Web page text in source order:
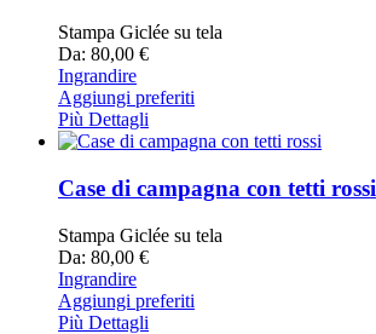
Stampa Giclée su tela
Da: 80,00 €
Ingrandire
Aggiungi preferiti
Più Dettagli
Case di campagna con tetti rossi
Stampa Giclée su tela
Da: 80,00 €
Ingrandire
Aggiungi preferiti
Più Dettagli